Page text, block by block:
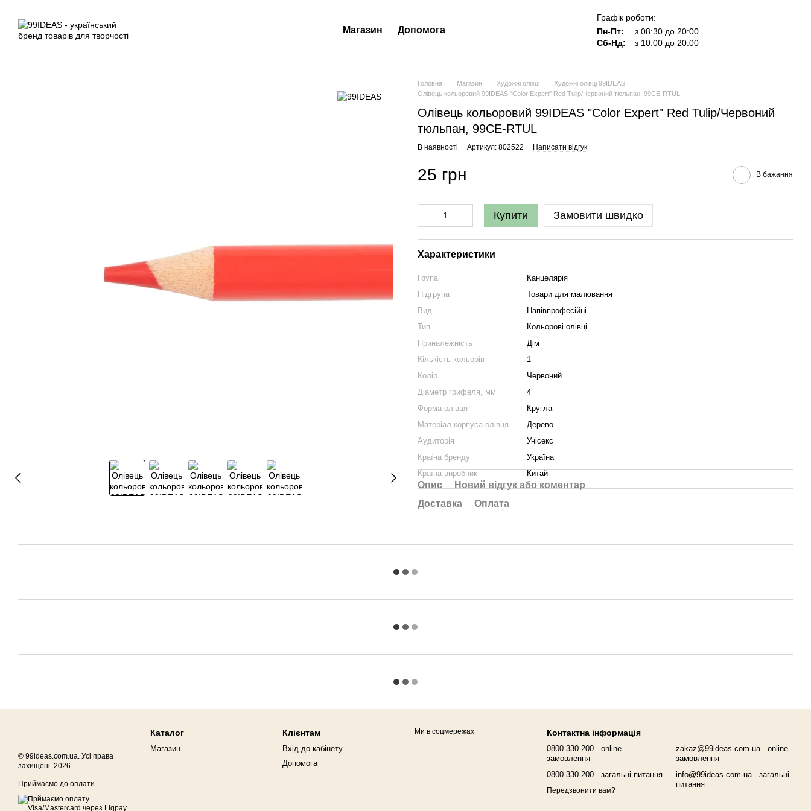
Магазин Допомога
Графік роботи:
Пн-Пт:
з 08:30 до 20:00
Сб-Нд:
з 10:00 до 20:00
Головна Магазин Художні олівці
Художні олівці 99IDEAS
Олівець кольоровий 99IDEAS "Color Expert" Red Tulip/Червоний тюльпан, 99CE-RTUL
Олівець кольоровий 99IDEAS "Color Expert" Red Tulip/Червоний
тюльпан, 99CE-RTUL
В наявності Артикул: 802522 Написати відгук
25 грн В бажання
Купити Замовити швидко
Характеристики
Група
Канцелярія
Підгрупа
Товари для малювання
Вид
Напівпрофесійні
Тип
Кольорові олівці
Приналежність
Дім
Кількість кольорів
1
Колір
Червоний
Діаметр грифеля, мм
4
Форма олівця
Кругла
Матеріал корпуса олівця
Дерево
Аудиторія
Унісекс
Країна бренду
Україна
Країна-виробник
Китай
Опис
Новий відгук або коментар
Доставка
Оплата
© 99ideas.com.ua. Усі права
захищені. 2026
Приймаємо до оплати
Каталог
Магазин
Клієнтам
Вхід до кабінету
Допомога
Ми в соцмережах Контактна інформація
0800 330 200 - online
замовлення
0800 330 200 - загальні питання
Передзвонити вам?
zakaz@99ideas.com.ua - online
замовлення
info@99ideas.com.ua - загальні
питання